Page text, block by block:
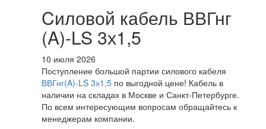
Cиловой кабель ВВГнг
(A)-LS 3х1,5
10 июля 2026
Поступление большой партии силового кабеля
ВВГнг(A)-LS 3х1,5 по выгодной цене! Кабель в
наличии на складах в Москве и Санкт-Петербурге.
По всем интересующим вопросам обращайтесь к
менеджерам компании.